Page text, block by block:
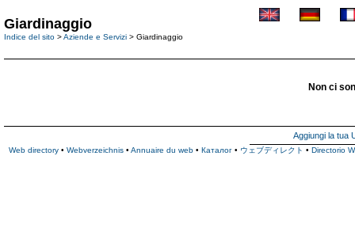
Giardinaggio
Indice del sito >Aziende e Servizi > Giardinaggio
Non ci
Aggiungi la tua
Web directory • Webverzeichnis • Annuaire du web • Каталог • ウェブディレクト • Directorio